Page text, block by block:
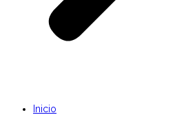
Inicio